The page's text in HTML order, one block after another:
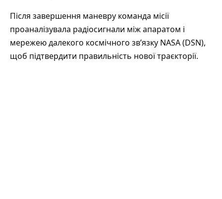
Після завершення маневру команда місії
проаналізувала радіосигнали між апаратом і
мережею далекого космічного зв’язку NASA (DSN),
щоб підтвердити правильність нової траєкторії.